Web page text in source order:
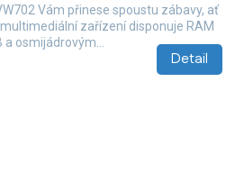
Detail
Vám přinese spoustu zábavy, ať
zařízení disponuje RAM
osmijádrovým...